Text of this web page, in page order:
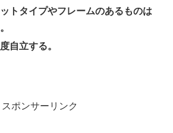
トタイプやフレームのあるものは
自立する。
スポンサーリンク